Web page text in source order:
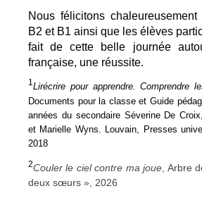
Nous félicitons
B2 et B1 ainsi que les élèves
fait de cette belle journée
française, une réussite.
1 Lirécrire pour apprendre. Comprendre
Documents pour la classe et Guide
années du secondaire Séverine De
et Marielle Wyns. Louvain, Presses
2018
2Couler le ciel contre ma joue , Arbre
deux sœurs », 2026